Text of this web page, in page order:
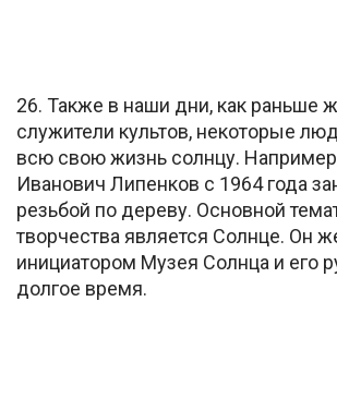
26. Также в наши дни, как раньше
служители культов, некоторые
всю свою жизнь солнцу.
Иванович Липенков с 1964 года
резьбой по дереву. Основной
творчества является Солнце. Он
инициатором Музея Солнца и его
долгое время.